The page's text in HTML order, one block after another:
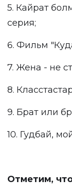
5. Кайрат
серия;
6. Фильм
7. Жена - не
8.
9. Брат или
10. Гудбай,
Отметим,